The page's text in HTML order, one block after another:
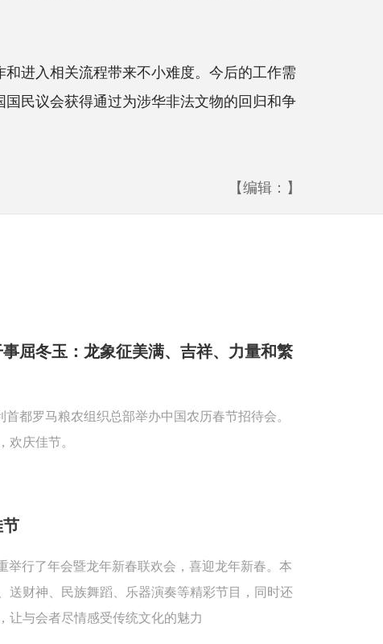
进入相关流程带来不小难度。今后的工作需
民议会获得通过为涉华非法文物的回归和争
【编辑：】
屈冬玉：龙象征美满、吉祥、力量和繁
都罗马粮农组织总部举办中国农历春节招待会。
庆佳节。
行了年会暨龙年新春联欢会，喜迎龙年新春。本
送财神、民族舞蹈、乐器演奏等精彩节目，同时还
让与会者尽情感受传统文化的魅力